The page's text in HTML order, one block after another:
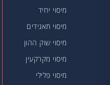
מיסוי יחיד
מיסוי תאגידים
מיסוי שוק ההון
מיסוי מקרקעין
מיסוי פלילי